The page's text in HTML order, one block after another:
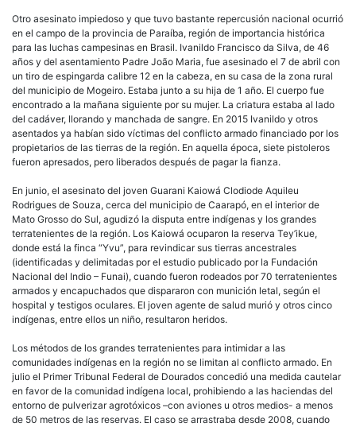
Otro asesinato impiedoso y que tuvo bastante repercusión nacional ocurrió
en el campo de la provincia de Paraíba, región de importancia histórica
para las luchas campesinas en Brasil. Ivanildo Francisco da Silva, de 46
años y del asentamiento Padre João Maria, fue asesinado el 7 de abril con
un tiro de espingarda calibre 12 en la cabeza, en su casa de la zona rural
del municipio de Mogeiro. Estaba junto a su hija de 1 año. El cuerpo fue
encontrado a la mañana siguiente por su mujer. La criatura estaba al lado
del cadáver, llorando y manchada de sangre. En 2015 Ivanildo y otros
asentados ya habían sido víctimas del conflicto armado financiado por los
propietarios de las tierras de la región. En aquella época, siete pistoleros
fueron apresados, pero liberados después de pagar la fianza.
En junio, el asesinato del joven Guarani Kaiowá Clodiode Aquileu
Rodrigues de Souza, cerca del municipio de Caarapó, en el interior de
Mato Grosso do Sul, agudizó la disputa entre indígenas y los grandes
terratenientes de la región. Los Kaiowá ocuparon la reserva Tey’ikue,
donde está la finca “Yvu”, para revindicar sus tierras ancestrales
(identificadas y delimitadas por el estudio publicado por la Fundación
Nacional del Indio – Funai), cuando fueron rodeados por 70 terratenientes
armados y encapuchados que dispararon con munición letal, según el
hospital y testigos oculares. El joven agente de salud murió y otros cinco
indígenas, entre ellos un niño, resultaron heridos.
Los métodos de los grandes terratenientes para intimidar a las
comunidades indígenas en la región no se limitan al conflicto armado. En
julio el Primer Tribunal Federal de Dourados concedió una medida cautelar
en favor de la comunidad indígena local, prohibiendo a las haciendas del
entorno de pulverizar agrotóxicos –con aviones u otros medios- a menos
de 50 metros de las reservas. El caso se arrastraba desde 2008, cuando